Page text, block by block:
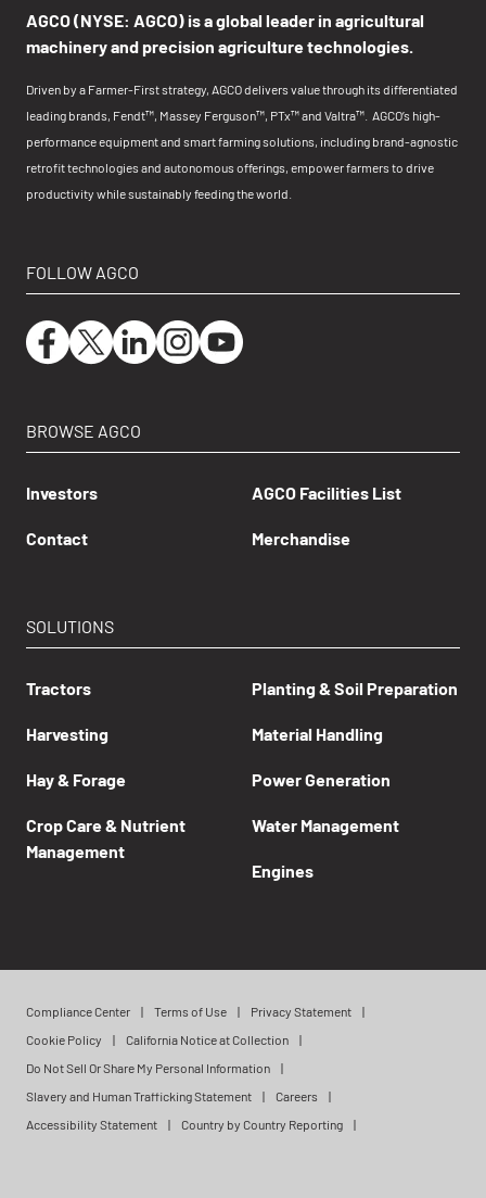
AGCO (NYSE: AGCO) is a global leader in agricultural
machinery and precision agriculture technologies.
Driven by a Farmer-First strategy, AGCO delivers value through its differentiated
leading brands, Fendt™, Massey Ferguson™, PTx™ and Valtra™. AGCO’s high-
performance equipment and smart farming solutions, including brand-agnostic
retrofit technologies and autonomous offerings, empower farmers to drive
productivity while sustainably feeding the world.
FOLLOW AGCO
BROWSE AGCO
Investors
Contact
AGCO Facilities List
Merchandise
SOLUTIONS
Tractors
Harvesting
Hay & Forage
Crop Care & Nutrient
Management
Planting & Soil Preparation
Material Handling
Power Generation
Water Management
Engines
Compliance Center Terms of Use
Privacy Statement
Cookie Policy
California Notice at Collection
Do Not Sell Or Share My Personal Information
Slavery and Human Trafficking Statement
Careers
Accessibility Statement
Country by Country Reporting